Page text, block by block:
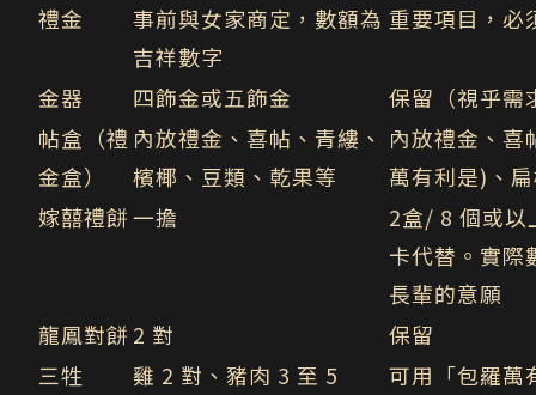
禮金
事前與女家商定，數額為
吉祥數字
重要項目，必
金器 四飾金或五飾金
保留（視乎需
帖盒（禮
金盒）
內放禮金、喜帖、青縷、
檳椰、豆類、乾果等
內放禮金、喜
萬有利是)、
嫁囍禮餅一擔
2盒/ 8 個或以
卡代替。實際
長輩的意願
龍鳳對餅2 對
保留
三牲
雞 2 對、豬肉 3 至 5
可用「包羅萬